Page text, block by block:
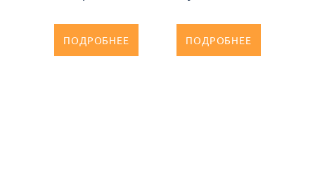
ПОДРОБНЕЕ ПОДРОБНЕЕ